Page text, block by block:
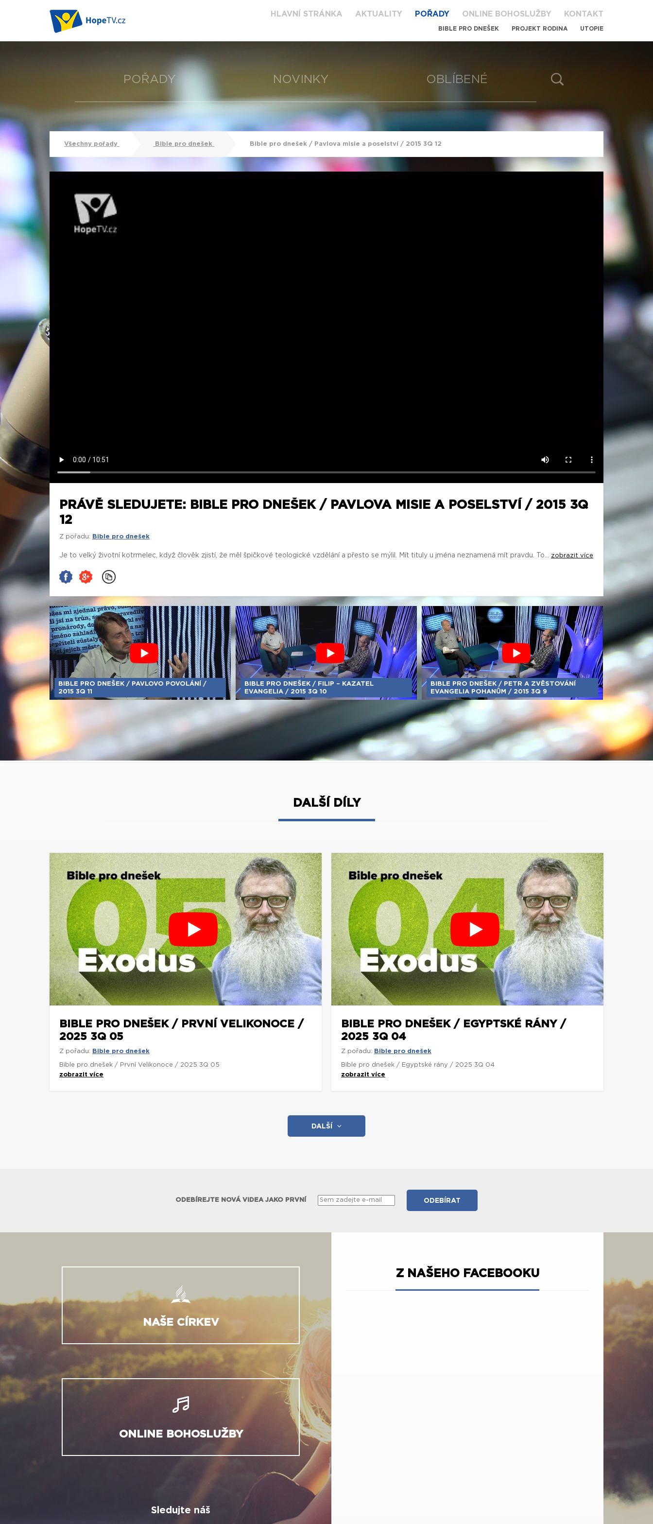
HLAVNÍ STRÁNKA AKTUALITY POŘADY ONLINE BOHOSLUŽBY KONTAKT
BIBLE PRO DNEŠEK PROJEKT RODINA UTOPIE
POŘADY NOVINKY OBLÍBENÉ
Všechny pořady Bible pro dnešek Bible pro dnešek / Pavlova misie a poselství / 2015 3Q 12
PRÁVĚ SLEDUJETE: BIBLE PRO DNEŠEK / PAVLOVA MISIE A POSELSTVÍ / 2015 3Q
12
Z pořadu: Bible pro dnešek
Je to velký životní kotrmelec, když člověk zjistí, že měl špičkové teologické vzdělání a přesto se mýlil. Mít tituly u jména neznamená mít pravdu. To... zobrazit více
BIBLE PRO DNEŠEK / PAVLOVO POVOLÁNÍ /
2015 3Q 11
BIBLE PRO DNEŠEK / FILIP – KAZATEL
EVANGELIA / 2015 3Q 10
BIBLE PRO DNEŠEK / PETR A ZVĚSTOVÁNÍ
EVANGELIA POHANŮM / 2015 3Q 9
DALŠÍ DÍLY
BIBLE PRO DNEŠEK / PRVNÍ VELIKONOCE /
2025 3Q 05
Z pořadu: Bible pro dnešek
Bible pro dnešek / První Velikonoce / 2025 3Q 05
zobrazit více
BIBLE PRO DNEŠEK / EGYPTSKÉ RÁNY /
2025 3Q 04
Z pořadu: Bible pro dnešek
Bible pro dnešek / Egyptské rány / 2025 3Q 04
zobrazit více
DALŠÍ
ODEBÍREJTE NOVÁ VIDEA JAKO PRVNÍ
NAŠE CÍRKEV
ONLINE BOHOSLUŽBY
Sledujte náš
Z NAŠEHO FACEBOOKU